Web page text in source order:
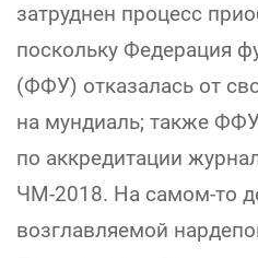
затруднен процесс
поскольку Федерация
(ФФУ) отказалась от
на мундиаль; также
по аккредитации
ЧМ-2018. На самом-то
возглавляемой